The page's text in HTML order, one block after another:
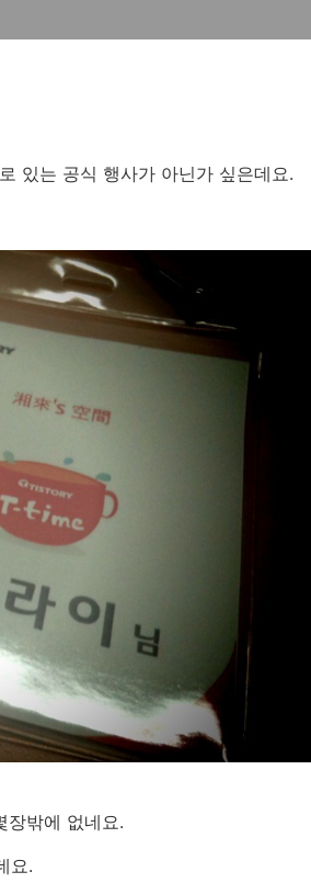
있는 공식 행사가 아닌가 싶은데요.
장밖에 없네요.
요.